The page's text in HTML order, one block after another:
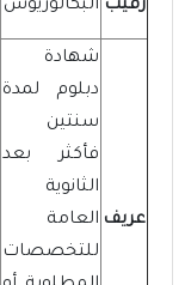
رقيب البكالوريوس
عريف
شهادة
دبلوم لمدة
سنتين
فأكثر بعد
الثانوية
العامة
للتخصصات